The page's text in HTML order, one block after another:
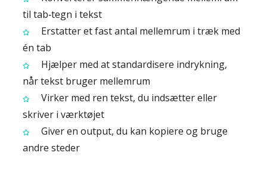
til tab‑tegn i tekst
Erstatter et fast antal mellemrum i træk med
én tab
Hjælper med at standardisere indrykning,
når tekst bruger mellemrum
Virker med ren tekst, du indsætter eller
skriver i værktøjet
Giver en output, du kan kopiere og bruge
andre steder